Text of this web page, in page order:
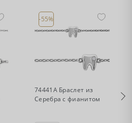
-55%
74441А Браслет из
Серебра с фианитом